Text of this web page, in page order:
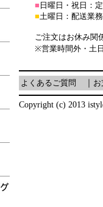
■ 日曜日・祝日：
■土曜日：配送業
ご注文はお休み関
※営業時間外・土
よくあるご質問
Copyright (c) 2013